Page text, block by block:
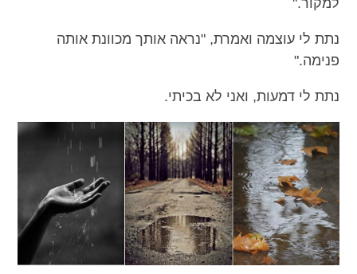
למקור."
נתת לי עוצמה ואמרת, "נראה אותך מכוונת אותה
פנימה."
נתת לי דמעות, ואני לא בכיתי.